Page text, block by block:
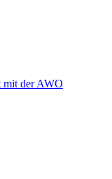
mit der AWO